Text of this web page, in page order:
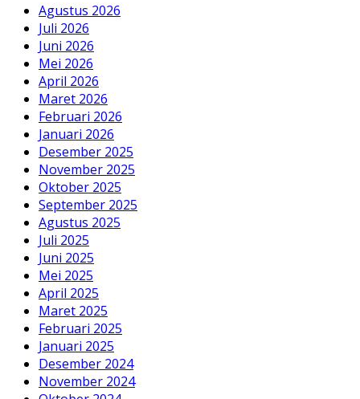
Agustus 2026
Juli 2026
Juni 2026
Mei 2026
April 2026
Maret 2026
Februari 2026
Januari 2026
Desember 2025
November 2025
Oktober 2025
September 2025
Agustus 2025
Juli 2025
Juni 2025
Mei 2025
April 2025
Maret 2025
Februari 2025
Januari 2025
Desember 2024
November 2024